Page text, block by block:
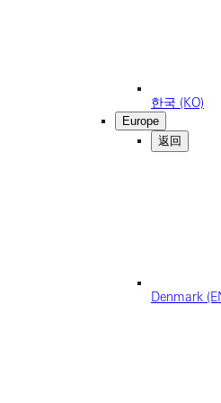
한국 (KO)
Europe
返回
Denmark